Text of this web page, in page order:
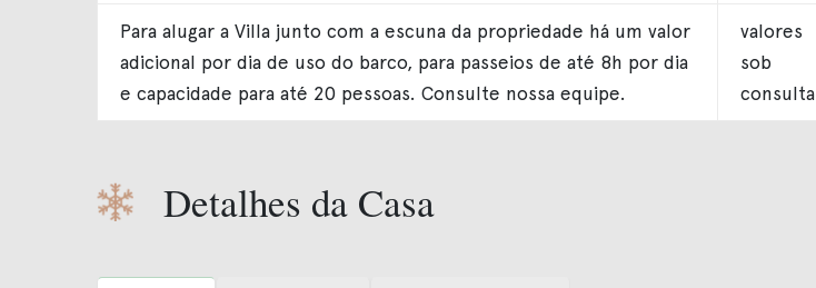
Para alugar a Villa junto com a escuna da propriedade há um valor
adicional por dia de uso do barco, para passeios de até 8h por dia
e capacidade para até 20 pessoas. Consulte nossa equipe.
valores
sob
consulta
Detalhes da Casa